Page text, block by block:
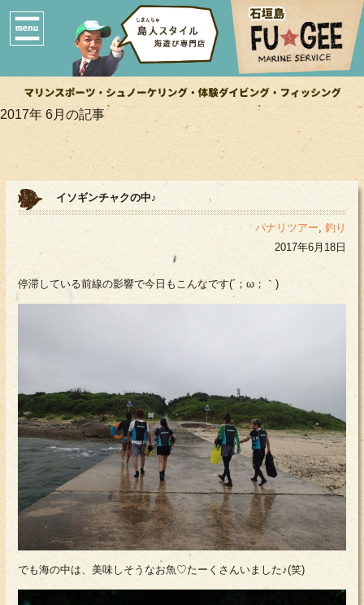
2017年 6月の記事
イソギンチャクの中♪
パナリツアー, 釣り
2017年6月18日
停滞している前線の影響で今日もこんなです(´；ω；｀)
でも海の中は、美味しそうなお魚♡たーくさんいました♪(笑)